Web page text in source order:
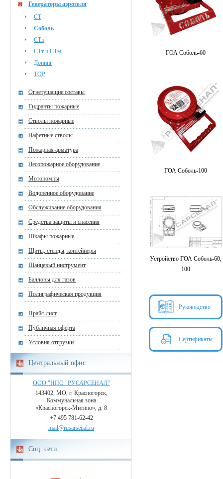
Генераторы аэрозоля
СТ
Соболь
СТп
СТт и СТм
Допинг
ТОР
Огнетушащие составы
Гидранты пожарные
Стволы пожарные
Лафетные стволы
Пожарная арматура
Лесопожарное оборудование
Мотопомпы
Водопенное оборудование
Обслуживание оборудования
Средства защиты и спасения
Шкафы пожарные
Щиты, стенды, контейнеры
Шанцевый инструмент
Баллоны для газов
Полиграфическая продукция
Прайс-лист
Публичная оферта
Условия отгрузки
Центральный офис
ООО "НПО "РУСАРСЕНАЛ"
143402, МО, г. Красногорск,
Коммунальная зона
«Красногорск-Митино», д. 8
+7 495 781-62-42
mail@rusarsenal.ru
Соц. сети
ГОА Соболь-60
ГОА Соболь-100
Устройство ГОА Соболь-60,
100
Руководство
Сертификаты